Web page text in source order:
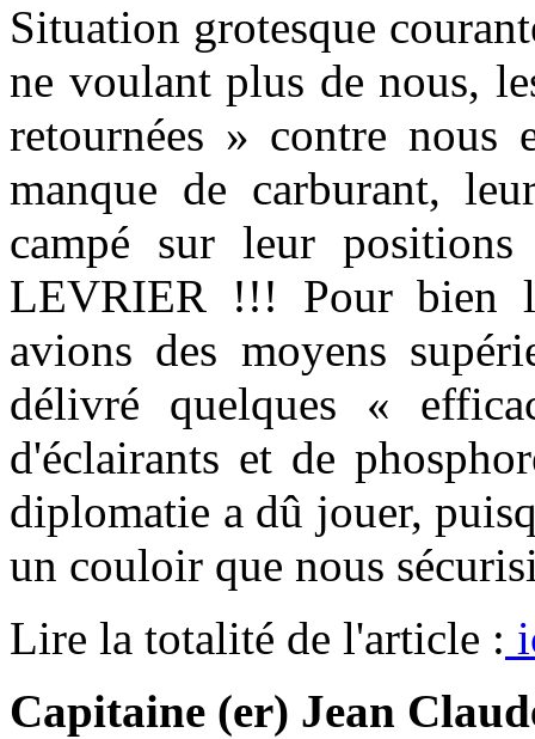
Situation grotesque
ne voulant plus de nous,
retournées » contre nous
manque de carburant,
campé sur leur
LEVRIER !!! Pour bien
avions des moyens
délivré quelques «
d'éclairants et de
diplomatie a dû jouer,
un couloir que nous
Lire la totalité de l'article :
Capitaine (er) Jean